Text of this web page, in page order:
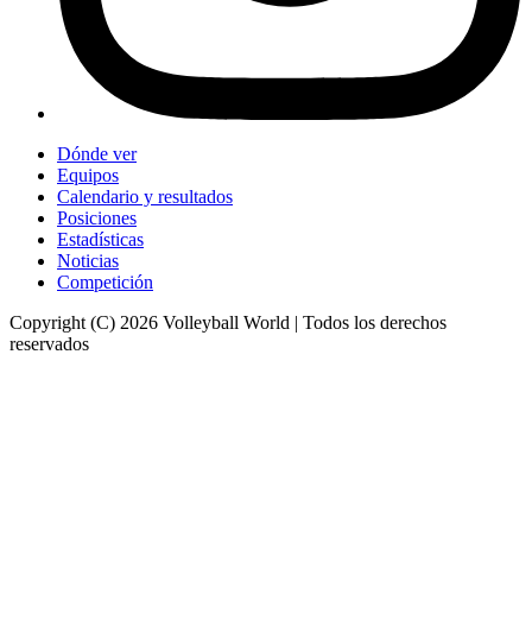
Dónde ver
Equipos
Calendario y resultados
Posiciones
Estadísticas
Noticias
Competición
Copyright (C) 2026 Volleyball World | Todos los derechos
reservados